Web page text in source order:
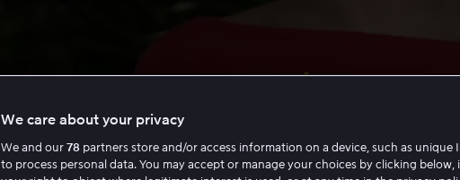
We care about your privacy
We and our 78 partners store and/or access information on a device, such as unique
to process personal data. You may accept or manage your choices by clicking below,